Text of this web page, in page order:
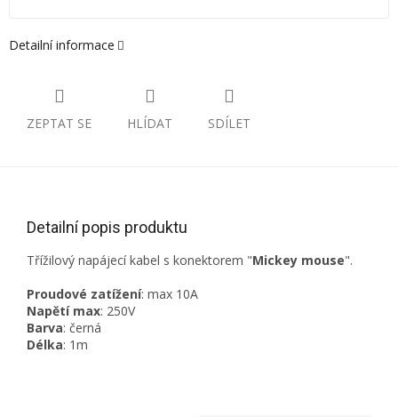
Detailní informace
ZEPTAT SE HLÍDAT SDÍLET
Detailní popis produktu
Třížilový napájecí kabel s konektorem "Mickey mouse".
Proudové zatížení: max 10A
Napětí max: 250V
Barva: černá
Délka: 1m